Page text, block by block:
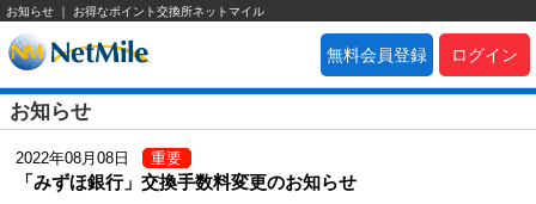
お知らせ ｜ お得なポイント交換所ネットマイル
ログイン
無料会員登録
お知らせ
2022年08月08日 重要
「みずほ銀行」交換手数料変更のお知らせ